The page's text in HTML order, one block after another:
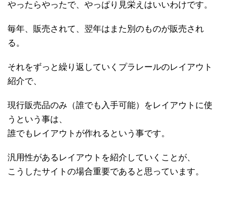
やったらやったで、やっぱり見栄えはいいわけです。
毎年、販売されて、翌年はまた別のものが販売され
る。
それをずっと繰り返していくプラレールのレイアウト
紹介で、
現行販売品のみ（誰でも入手可能）をレイアウトに使
うという事は、
誰でもレイアウトが作れるという事です。
汎用性があるレイアウトを紹介していくことが、
こうしたサイトの場合重要であると思っています。